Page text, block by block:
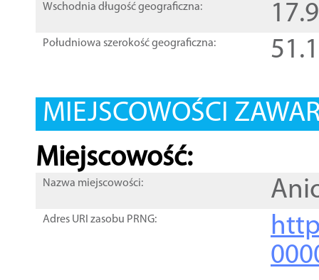
Wschodnia długość geograficzna:
Południowa szerokość geograficzna:
MIEJSCOWOŚCI
Miejscowość:
Nazwa miejscowości:
Adres URI zasobu PRNG: